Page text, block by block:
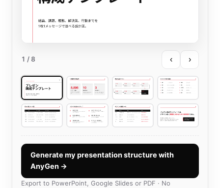
1 / 8 ‹ ›
Generate my presentation structure with
AnyGen →
Export to PowerPoint, Google Slides or PDF · No